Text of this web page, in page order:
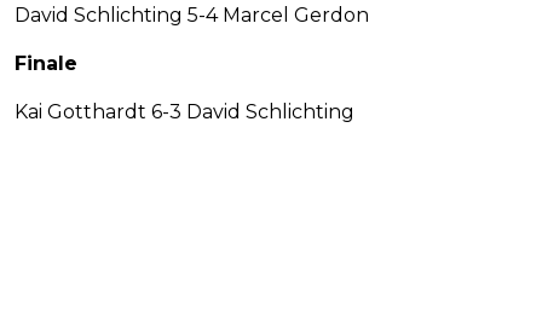
David Schlichting 5-4 Marcel Gerdon
Finale
Kai Gotthardt 6-3 David Schlichting